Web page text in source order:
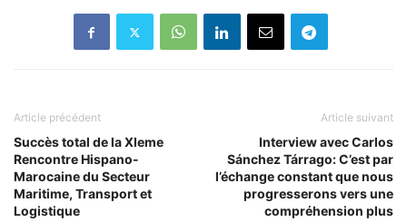
Article précédent
Succès total de la XIeme
Rencontre Hispano-
Marocaine du Secteur
Maritime, Transport et
Logistique
Article suivant
Interview avec Carlos
Sánchez Tárrago: C’est par
l’échange constant que nous
progresserons vers une
compréhension plus